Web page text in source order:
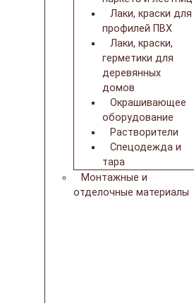
Лаки, краски для
профилей ПВХ
Лаки, краски,
герметики для
деревянных
домов
Окрашивающее
оборудование
Растворители
Спецодежда и
тара
Монтажные и
отделочные материалы